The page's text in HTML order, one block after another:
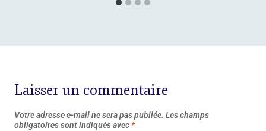
Laisser un commentaire
Votre adresse e-mail ne sera pas publiée. Les champs
obligatoires sont indiqués avec *